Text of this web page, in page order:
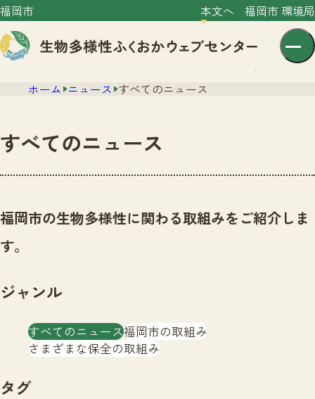
福岡市 本文へ 福岡市 環境局
センター紹介
センター紹介TOP
ニュース
注目のいきもの
生物多様性のめぐみ
いきもの図鑑
イベント
いきもの調査隊
調査レポート
ホーム ニュース すべてのニュース
すべてのニュース
福岡市の生物多様性に関わる取組みをご紹介しま
す。
ジャンル
すべてのニュース福岡市の取組み
さまざまな保全の取組み
タグ